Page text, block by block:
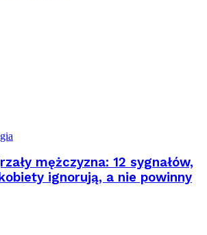
mężczyzna: 12 sygnałów,
ignorują, a nie powinny